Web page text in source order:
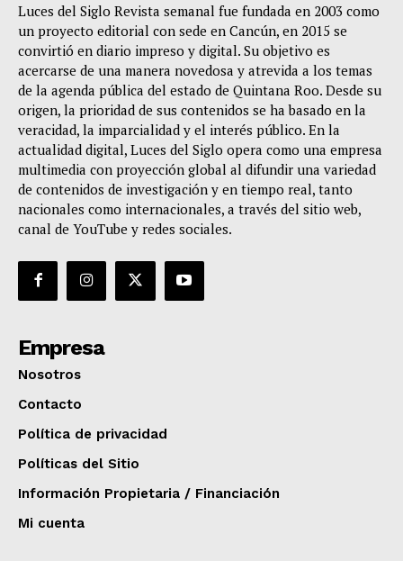
Luces del Siglo Revista semanal fue fundada en 2003 como
un proyecto editorial con sede en Cancún, en 2015 se
convirtió en diario impreso y digital. Su objetivo es
acercarse de una manera novedosa y atrevida a los temas
de la agenda pública del estado de Quintana Roo. Desde su
origen, la prioridad de sus contenidos se ha basado en la
veracidad, la imparcialidad y el interés público. En la
actualidad digital, Luces del Siglo opera como una empresa
multimedia con proyección global al difundir una variedad
de contenidos de investigación y en tiempo real, tanto
nacionales como internacionales, a través del sitio web,
canal de YouTube y redes sociales.
Empresa
Nosotros
Contacto
Política de privacidad
Políticas del Sitio
Información Propietaria / Financiación
Mi cuenta